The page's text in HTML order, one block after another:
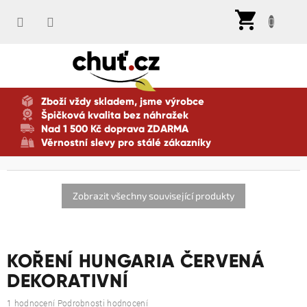
Zboží vždy skladem, jsme výrobce
Špičková kvalita bez náhražek
Nad 1 500 Kč doprava ZDARMA
Věrnostní slevy pro stálé zákazníky
KOŘENÍ HUNGARIA ČERVENÁ
DEKORATIVNÍ
Průměrné
1 hodnocení Podrobnosti hodnocení
Zobrazit všechny související produkty